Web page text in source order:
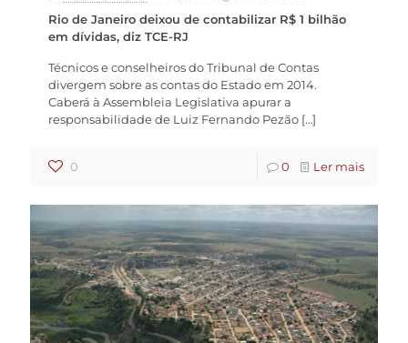
Rio de Janeiro deixou de contabilizar R$ 1 bilhão
em dívidas, diz TCE-RJ
Técnicos e conselheiros do Tribunal de Contas
divergem sobre as contas do Estado em 2014.
Caberá à Assembleia Legislativa apurar a
responsabilidade de Luiz Fernando Pezão […]
0 0 Ler mais